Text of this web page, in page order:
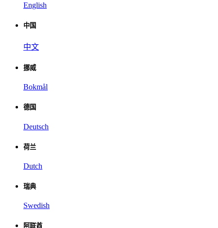
English
中国
中文
挪威
Bokmål
德国
Deutsch
荷兰
Dutch
瑞典
Swedish
阿联酋